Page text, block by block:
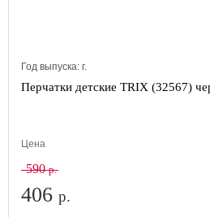
Год выпуска: г.
Перчатки детские TRIX (32567)
Цена
590р.
406 р.